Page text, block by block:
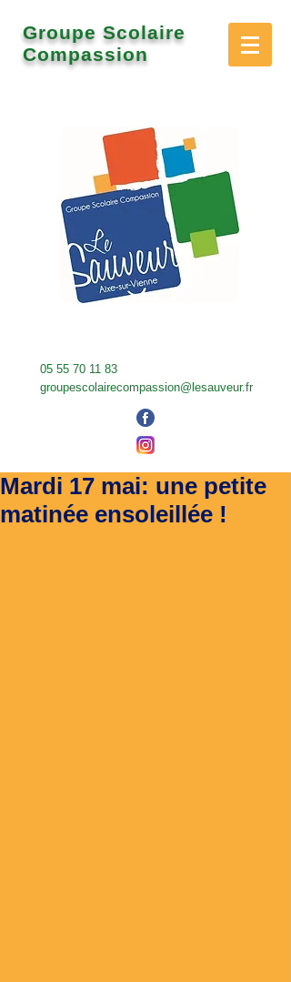
Groupe Scolaire
Compassion
05 55 70 11 83
groupescolairecompassion@lesauveur.fr
Mardi 17 mai: une petite
matinée ensoleillée !